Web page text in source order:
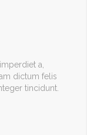
a,
dictum felis
tincidunt.